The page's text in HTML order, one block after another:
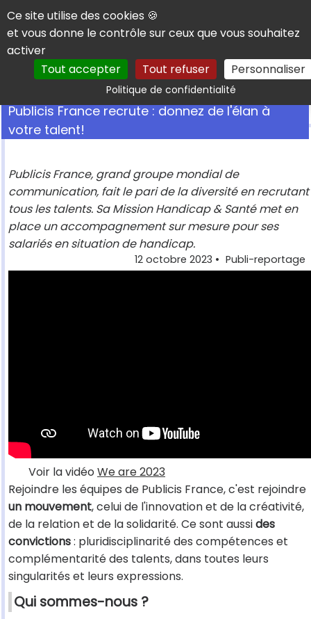
Panneau de gestion des cookies
Ce site utilise des cookies 🍪
et vous donne le contrôle sur ceux que vous souhaitez
activer
Tout accepter
Tout refuser Personnaliser
Politique de confidentialitéRechercher
Publicis France recrute : donnez de l'élan à
votre talent!
Publicis France, grand groupe mondial de
communication, fait le pari de la diversité en recrutant
tous les talents. Sa Mission Handicap & Santé met en
place un accompagnement sur mesure pour ses
salariés en situation de handicap.
12 octobre 2023 • Publi-reportage
Voir la vidéo We are 2023
Rejoindre les équipes de Publicis France, c'est rejoindre
un mouvement, celui de l'innovation et de la créativité,
de la relation et de la solidarité. Ce sont aussides
convictions: pluridisciplinarité des compétences et
complémentarité des talents, dans toutes leurs
singularités et leurs expressions.
Qui sommes-nous ?